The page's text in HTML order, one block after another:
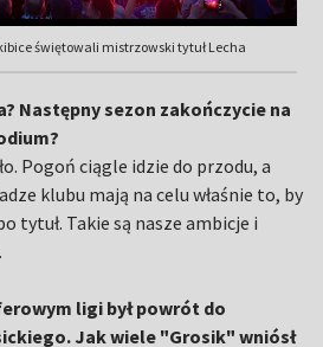
świętowali mistrzowski tytuł Lecha
Następny sezon zakończycie na
Pogoń ciągle idzie do przodu, a
klubu mają na celu właśnie to, by
tytuł. Takie są nasze ambicje i
ligi był powrót do
Jak wiele "Grosik" wniósł